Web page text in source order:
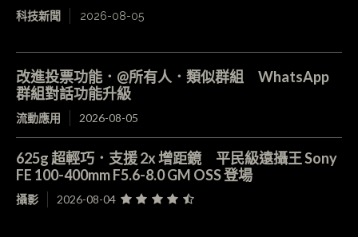
科技新聞 2026-08-05
改進投票功能．@所有人．類似群組 WhatsApp
群組對話功能升級
流動應用 2026-08-05
625g 超輕巧．支援 2x 增距鏡 平民級遠攝王 Sony
FE 100-400mm F5.6-8.0 GM OSS 登場
攝影 2026-08-04